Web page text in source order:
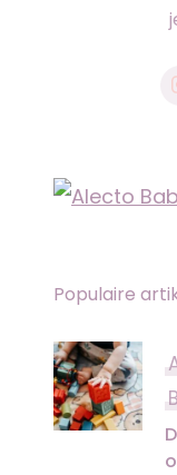
Populaire